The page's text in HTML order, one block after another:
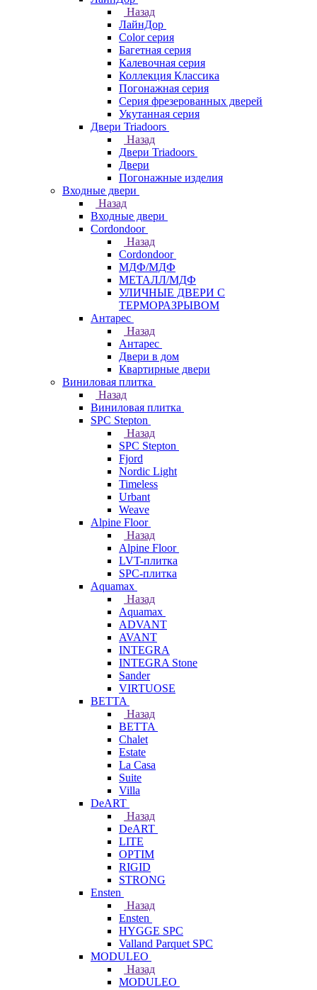
Назад
ЛайнДор
Color серия
Багетная серия
Калевочная серия
Коллекция Классика
Погонажная серия
Серия фрезерованных дверей
Укутанная серия
Двери Triadoors
Назад
Двери Triadoors
Двери
Погонажные изделия
Входные двери
Назад
Входные двери
Cordondoor
Назад
Cordondoor
МДФ/МДФ
МЕТАЛЛ/МДФ
УЛИЧНЫЕ ДВЕРИ С
ТЕРМОРАЗРЫВОМ
Антарес
Назад
Антарес
Двери в дом
Квартирные двери
Виниловая плитка
Назад
Виниловая плитка
SPC Stepton
Назад
SPC Stepton
Fjord
Nordic Light
Timeless
Urbant
Weave
Alpine Floor
Назад
Alpine Floor
LVT-плитка
SPC-плитка
Aquamax
Назад
Aquamax
ADVANT
AVANT
INTEGRA
INTEGRA Stone
Sander
VIRTUOSE
BETTA
Назад
BETTA
Chalet
Estate
La Casa
Suite
Villa
DeART
Назад
DeART
LITE
OPTIM
RIGID
STRONG
Ensten
Назад
Ensten
HYGGE SPC
Valland Parquet SPC
MODULEO
Назад
MODULEO